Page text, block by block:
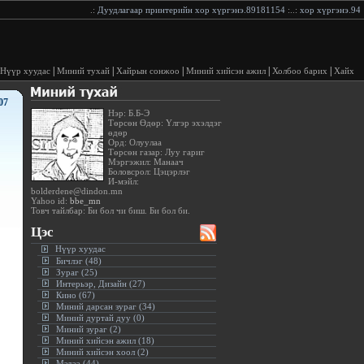
Дуудлагаар принтерийн хор хүргэнэ.89181154:..: хор
Нүүр хуудас Миний тухай Хайрын сонжоо Миний хийсэн ажил Холбоо барих Хайх
Нэр: Б.Б-Э
Төрсөн Өдөр: Үлгэр эхэлдэг
өдөр
Орд: Олуулаа
Төрсөн газар: Луу гариг
Мэргэжил: Манаач
Боловсрол: Цэцэрлэг
И-мэйл:
bolderdene@dindon.mn
Yahoo id: bbe_mn
Товч тайлбар: Би бол чи биш. Би бол би.
Цэс
Нүүр хуудас
Бичлэг (48)
Зураг (25)
Интерьэр, Дизайн (27)
Кино (67)
Миний дарсан зураг (34)
Миний дуртай дуу (0)
Миний зураг (2)
Миний хийсэн ажил (18)
Миний хийсэн хоол (2)